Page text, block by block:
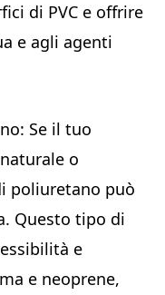
di PVC e offrire
e agli agenti
Se il tuo
o
poliuretano può
Questo tipo di
e
e neoprene,